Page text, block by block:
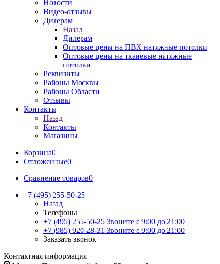
Новости
Видео-отзывы
Дилерам
Назад
Дилерам
Оптовые цены на ПВХ натяжные потолки
Оптовые цены на тканевые натяжные
потолки
Реквизиты
Районы Москвы
Районы Области
Отзывы
Контакты
Назад
Контакты
Магазины
Корзина0
Отложенные0
Сравнение товаров0
+7 (495) 255-50-25
Назад
Телефоны
+7 (495) 255-50-25 Звоните с 9:00 до 21:00
+7 (985) 920-28-31 Звоните с 9:00 до 21:00
Заказать звонок
Контактная информация